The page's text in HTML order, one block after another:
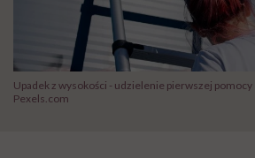
Upadek z wysokości - udzielenie pierwszej pomocy
Pexels.com